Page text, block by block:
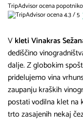
TripAdvisor ocena
Vkleti Vinakras
dediščino
dalje. Z globokim
pridelujemo vina
zaupanju kraških
postati vodilna klet na
trto zasajenih nekaj